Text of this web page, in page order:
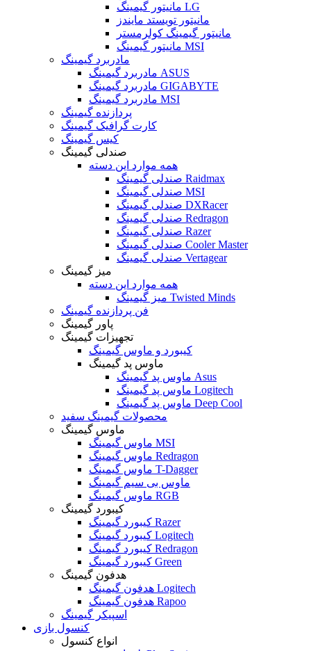
مانیتور گیمینگ LG
مانیتور تویستد مایندز
مانیتور گیمینگ کولرمستر
مانیتور گیمینگ MSI
مادربرد گیمینگ
مادربرد گیمینگ ASUS
مادربرد گیمینگ GIGABYTE
مادربرد گیمینگ MSI
پردازنده گیمینگ
کارت گرافیک گیمینگ
کیس گیمینگ
صندلی گیمینگ
همه موارد این دسته
صندلی گیمینگ Raidmax
صندلی گیمینگ MSI
صندلی گیمینگ DXRacer
صندلی گیمینگ Redragon
صندلی گیمینگ Razer
صندلی گیمینگ Cooler Master
صندلی گیمینگ Vertagear
میز گیمینگ
همه موارد این دسته
میز گیمینگ Twisted Minds
فن پردازنده گیمینگ
پاور گیمینگ
تجهیزات گیمینگ
کیبورد و ماوس گیمینگ
ماوس پد گیمینگ
ماوس پد گیمینگ Asus
ماوس پد گیمینگ Logitech
ماوس پد گیمینگ Deep Cool
محصولات گیمینگ سفید
ماوس گیمینگ
ماوس گیمینگ MSI
ماوس گیمینگ Redragon
ماوس گیمینگ T-Dagger
ماوس بی سیم گیمینگ
ماوس گیمینگ RGB
کیبورد گیمینگ
کیبورد گیمینگ Razer
کیبورد گیمینگ Logitech
کیبورد گیمینگ Redragon
کیبورد گیمینگ Green
هدفون گیمینگ
هدفون گیمینگ Logitech
هدفون گیمینگ Rapoo
اسپیکر گیمینگ
کنسول بازی
انواع کنسول